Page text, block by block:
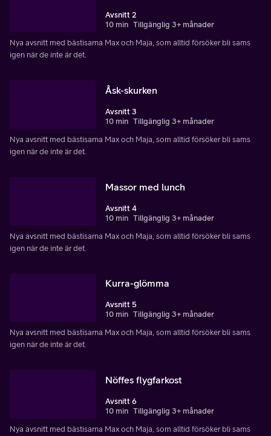
Avsnitt 2
10 min Tillgänglig 3+ månader
Nya avsnitt med bästisarna Max och Maja, som alltid försöker bli sams
igen när de inte är det.
Åsk-skurken
Avsnitt 3
10 min Tillgänglig 3+ månader
Nya avsnitt med bästisarna Max och Maja, som alltid försöker bli sams
igen när de inte är det.
Massor med lunch
Avsnitt 4
10 min Tillgänglig 3+ månader
Nya avsnitt med bästisarna Max och Maja, som alltid försöker bli sams
igen när de inte är det.
Kurra-glömma
Avsnitt 5
10 min Tillgänglig 3+ månader
Nya avsnitt med bästisarna Max och Maja, som alltid försöker bli sams
igen när de inte är det.
Nöffes flygfarkost
Avsnitt 6
10 min Tillgänglig 3+ månader
Nya avsnitt med bästisarna Max och Maja, som alltid försöker bli sams